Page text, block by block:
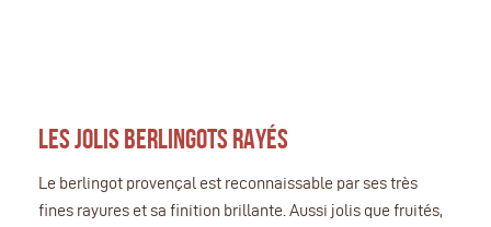
LES JOLIS BERLINGOTS RAYÉS
Le berlingot provençal est reconnaissable par ses très
fines rayures et sa finition brillante. Aussi jolis que fruités,